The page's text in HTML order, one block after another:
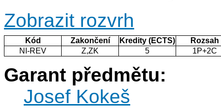
Zobrazit rozvrh
Kód Zakončení Kredity (ECTS)
Rozsah
NI-REV
Z,ZK 5 1P+2C
Garant předmětu:
Josef Kokeš